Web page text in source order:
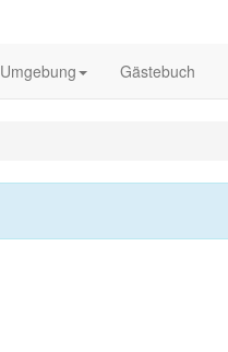
Umgebung Gästebuch